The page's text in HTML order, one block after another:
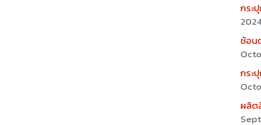
กระ
2024
ช้อน
กระ
ผลิต